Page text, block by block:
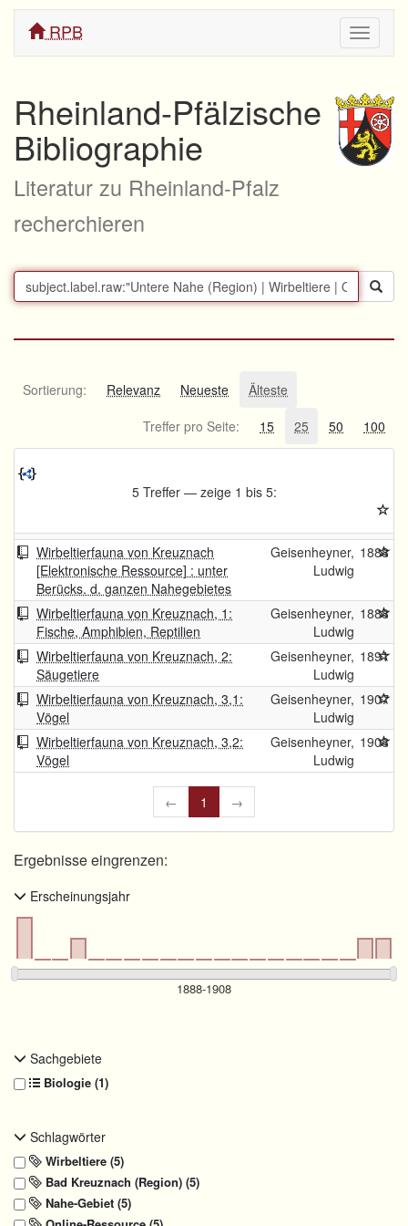
ein/
RPB
Rheinland-Pfälzische
Bibliographie
Literatur zu Rheinland-Pfalz
recherchieren
Sortierung: Relevanz Neueste
Älteste
Treffer pro Seite:
15 25 50 100
5 Treffer — zeige 1 bis 5:
Wirbeltierfauna von Kreuznach
[Elektronische Ressource] : unter
Berücks. d. ganzen Nahegebietes
Geisenheyner,
Ludwig
1888
Wirbeltierfauna von Kreuznach, 1:
Fische, Amphibien, Reptilien
Geisenheyner,
Ludwig
1888
Wirbeltierfauna von Kreuznach, 2:
Säugetiere
Geisenheyner,
Ludwig
1891
Wirbeltierfauna von Kreuznach, 3,1:
Vögel
Geisenheyner,
Ludwig
1907
Wirbeltierfauna von Kreuznach, 3,2:
Vögel
Geisenheyner,
Ludwig
1908
← 1 →
Ergebnisse eingrenzen:
Erscheinungsjahr
Sachgebiete
Biologie (1)
Schlagwörter
Wirbeltiere (5)
Bad Kreuznach (Region) (5)
Nahe-Gebiet (5)